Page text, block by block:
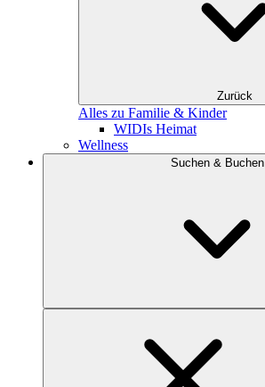
Zurück
Alles zu Familie & Kinder
WIDIs Heimat
Wellness
Suchen & Buchen